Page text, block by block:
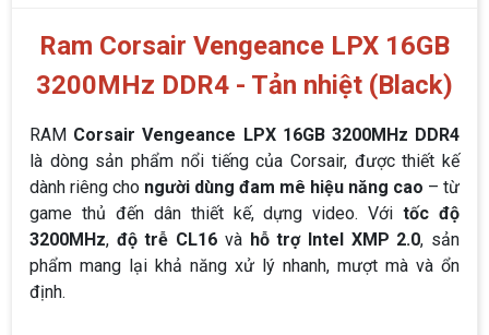
Ram Corsair Vengeance LPX 16GB
3200MHz DDR4 - Tản nhiệt (Black)
RAM Corsair Vengeance LPX 16GB 3200MHz DDR4
là dòng sản phẩm nổi tiếng của Corsair, được thiết kế
dành riêng cho người dùng đam mê hiệu năng cao – từ
game thủ đến dân thiết kế, dựng video. Vớitốc độ
3200MHz, độ trễ CL16 và hỗ trợ Intel XMP 2.0, sản
phẩm mang lại khả năng xử lý nhanh, mượt mà và ổn
định.